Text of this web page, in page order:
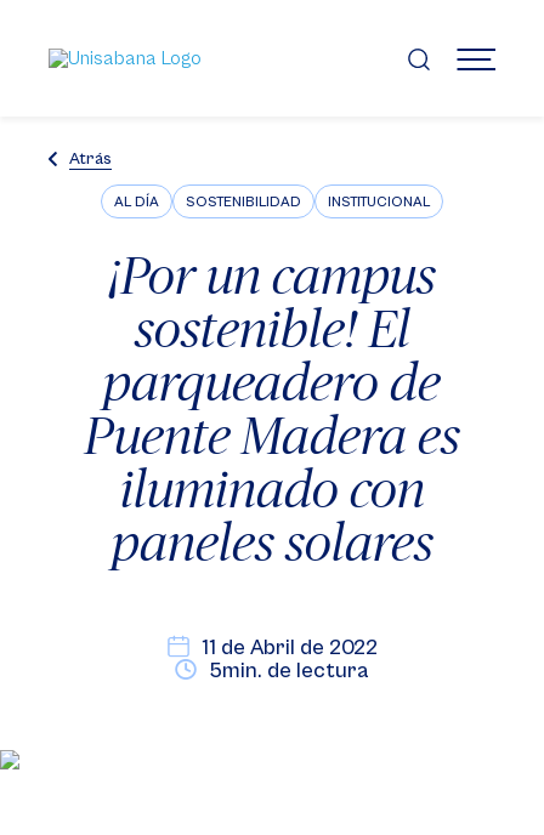
contenido
principal
MENÚ
Atrás
AL DÍA SOSTENIBILIDAD INSTITUCIONAL
¡Por un campus
sostenible! El
parqueadero de
Puente Madera es
iluminado con
paneles solares
11 de Abril de 2022
5min. de lectura